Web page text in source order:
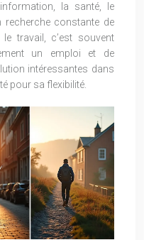
la santé, le
constante de
travail, c’est souvent
un emploi et de
intéressantes dans
pour sa flexibilité.